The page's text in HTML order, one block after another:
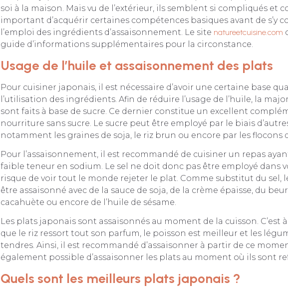
soi à la maison. Mais vu de l’extérieur, ils semblent si compliqués et
important d’acquérir certaines compétences basiques avant de s’y
l’emploi des ingrédients d’assaisonnement. Le site natureetcuisine.com
guide d’informations supplémentaires pour la circonstance.
Usage de l’huile et assaisonnement des plats
Pour cuisiner japonais, il est nécessaire d’avoir une certaine base
l’utilisation des ingrédients. Afin de réduire l’usage de l’huile, la
sont faits à base de sucre. Ce dernier constitue un excellent
nourriture sans sucre. Le sucre peut être employé par le biais
notamment les graines de soja, le riz brun ou encore par les flocons
Pour l’assaisonnement, il est recommandé de cuisiner un repas
faible teneur en sodium. Le sel ne doit donc pas être employé dans
risque de voir tout le monde rejeter le plat. Comme substitut du sel,
être assaisonné avec de la sauce de soja, de la crème épaisse, du
cacahuète ou encore de l’huile de sésame.
Les plats japonais sont assaisonnés au moment de la cuisson. C’est
que le riz ressort tout son parfum, le poisson est meilleur et les
tendres. Ainsi, il est recommandé d’assaisonner à partir de ce
également possible d’assaisonner les plats au moment où ils sont
Quels sont les meilleurs plats japonais ?